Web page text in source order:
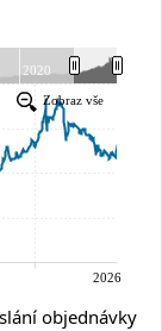
objednávky